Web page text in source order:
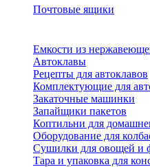
Почтовые ящики
Емкости из
Автоклавы
Рецепты для автоклавов
Комплектующие для
Закаточные машинки
Запайщики пакетов
Коптильни для
Оборудование для
Сушилки для овощей и
Тара и упаковка для